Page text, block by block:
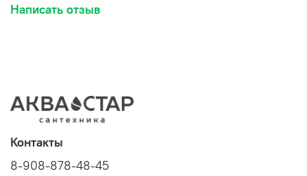
Написать отзыв
Контакты
8-908-878-48-45